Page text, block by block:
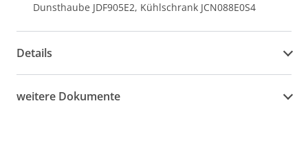
Dunsthaube JDF905E2, Kühlschrank JCN088E0S4
Details
weitere Dokumente